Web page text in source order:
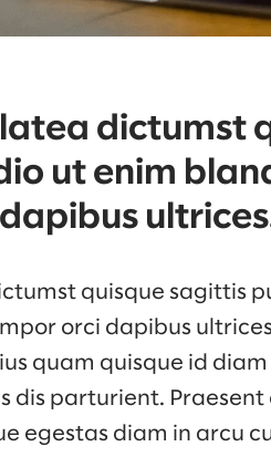
dictumst
ut enim
quisque sagittis
orci dapibus
quam quisque id
dis parturient.
egestas diam in arcu